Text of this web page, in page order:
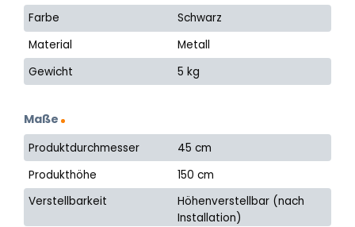
Farbe
Schwarz
Material
Metall
Gewicht
5 kg
Maße
Produktdurchmesser
45 cm
Produkthöhe
150 cm
Verstellbarkeit
Höhenverstellbar (nach
Installation)